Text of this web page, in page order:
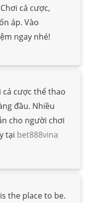
cá cược,
áp. Vào
ngay nhé!
cá cược thể thao
đầu. Nhiều
cho người chơi
tại bet888vina
the place to be.